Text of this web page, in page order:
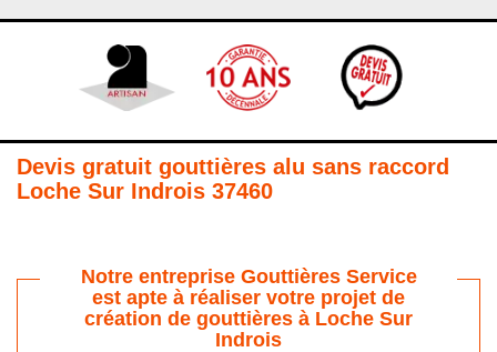
Devis gratuit gouttières alu sans raccord
Loche Sur Indrois 37460
Notre entreprise Gouttières Service
est apte à réaliser votre projet de
création de gouttières à Loche Sur
Indrois